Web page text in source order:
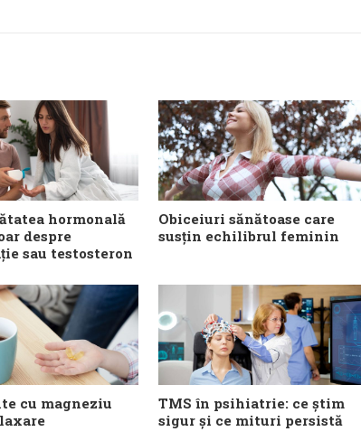
hormonală
despre
sau testosteron
Obiceiuri sănătoase care
susțin echilibrul feminin
cu magneziu
TMS în psihiatrie: ce știm
sigur și ce mituri persistă